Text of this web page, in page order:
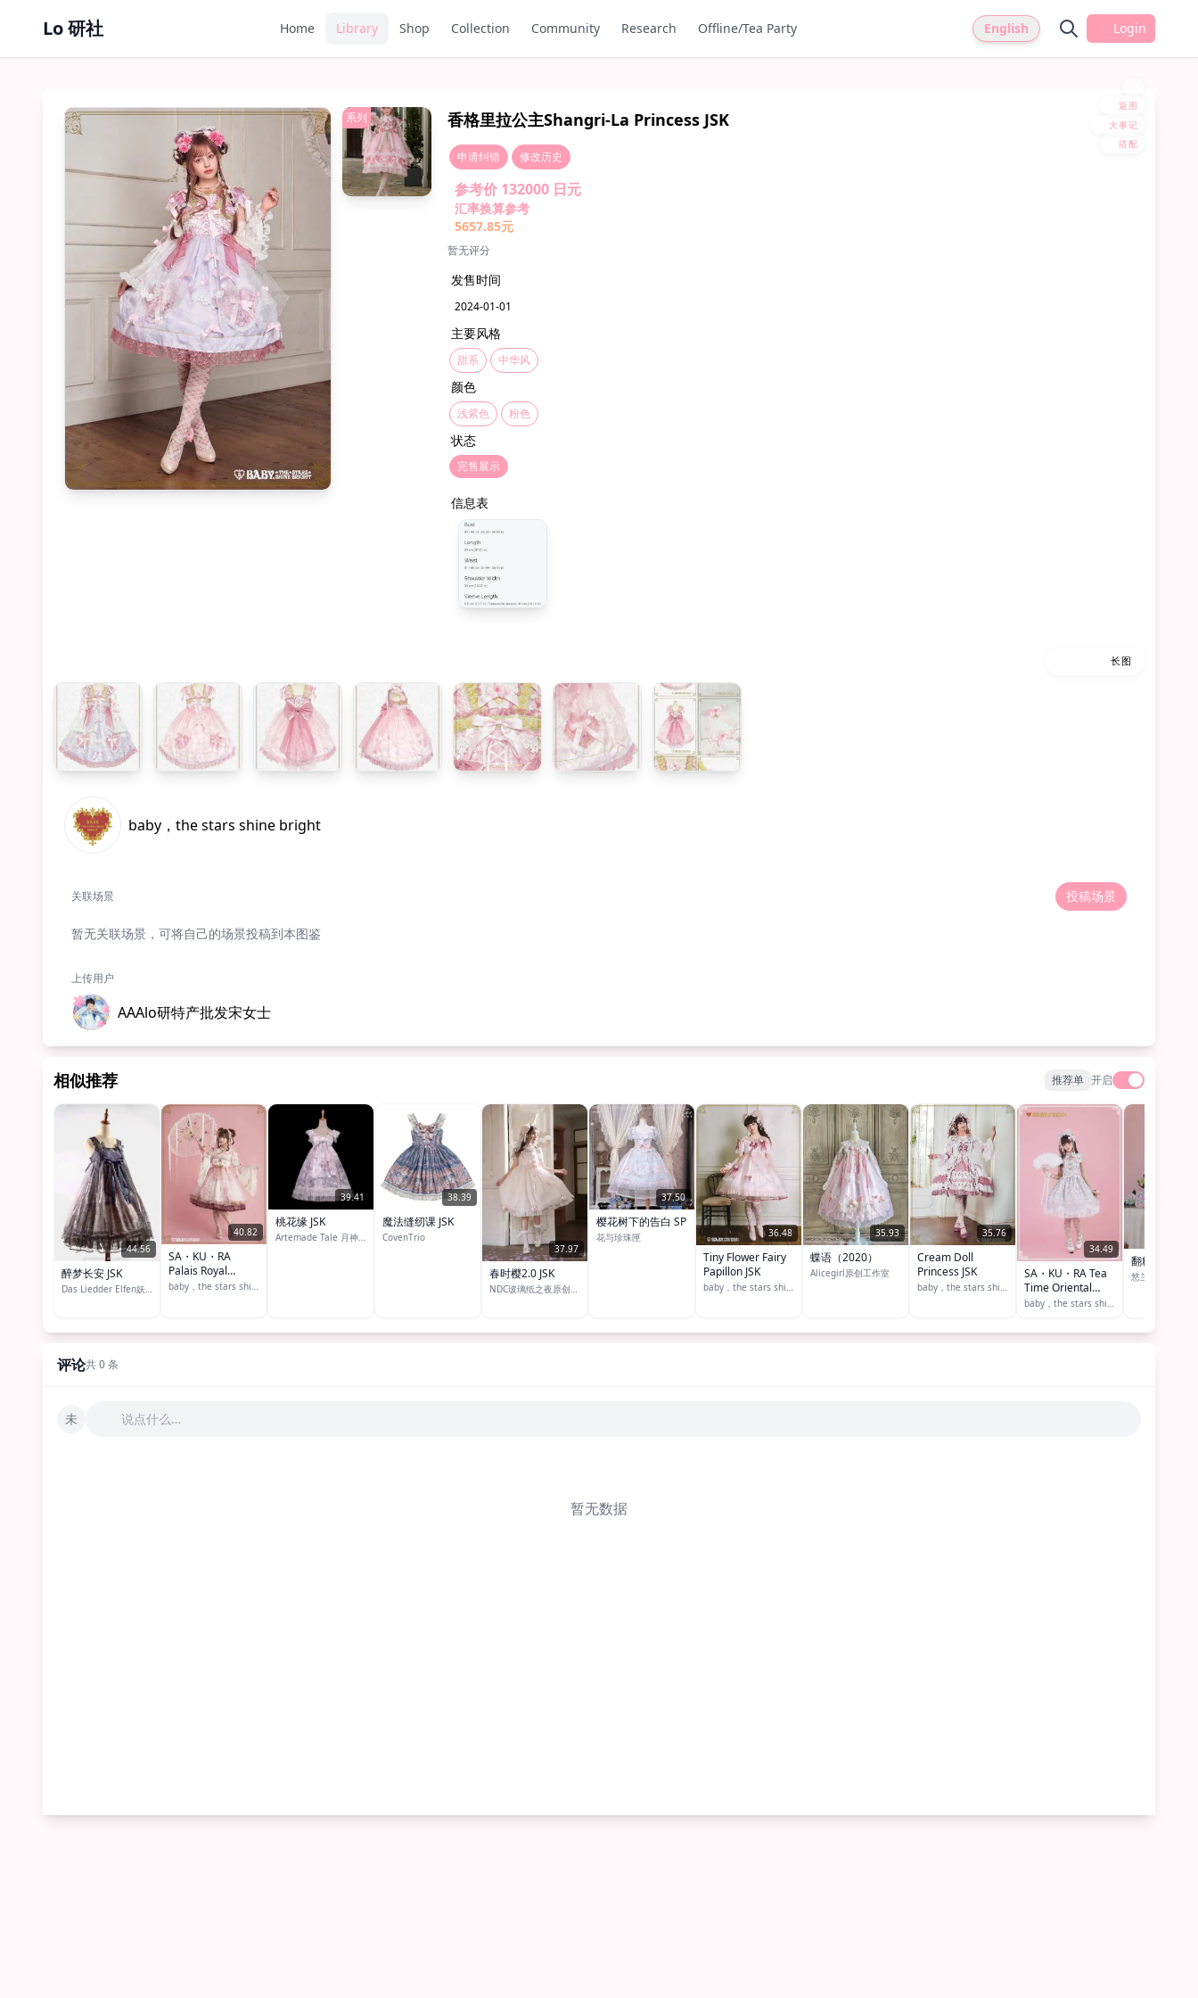
Lo 研社 Home Library Shop Collection Community Research Offline/Tea Party English Login
返图
大事记
搭配
JSK 系列 香格里拉公主Shangri-La Princess JSK
申请纠错 修改历史
参考价 132000 日元
汇率换算参考
5657.85元
暂无评分
发售时间
2024-01-01
主要风格
甜系 中华风
颜色
浅紫色 粉色
状态
完售展示
信息表
长图
baby，the stars shine bright
关联场景 投稿场景
暂无关联场景，可将自己的场景投稿到本图鉴
上传用户
AAAlo研特产批发宋女士
相似推荐 推荐单 开启
44.56
醉梦长安 JSK
Das Liedder Elfen妖精之歌 （DE妖精之歌）
40.82
SA・KU・RA
Palais Royal
JSK（2019）
baby，the stars shine bright
39.41
桃花缘 JSK
38.39
魔法缝纫课 JSK
CovenTrio
37.97
春时樱2.0 JSK
NDC玻璃纸之夜原创设计
37.50
樱花树下的告白 SP
花与珍珠匣 36.48
Tiny Flower Fairy
Papillon JSK
baby，the stars shine bright
35.93
蝶语（2020）
Alicegirl原创工作室
35.76
Cream Doll
Princess JSK
34.49
SA・KU・RA Tea
Time Oriental
JSK（2018）
baby，the stars shine bright
翻糖嘉年华
悠兰达复古洋装
评论共 0 条
未 说点什么…
暂无数据